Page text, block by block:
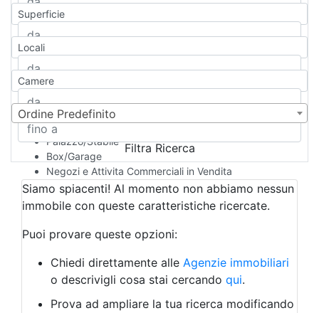
Casa indipendente
Casa Semi-indipendente
Attico/Mansarda
Rustico/Casale
Camera d'Albergo
Multiproprietà
Palazzo/Stabile
Box/Garage
Negozi e Attivita Commerciali in Vendita
Qualsiasi
Attività/Licenza Commerciale
Azienda Agricola
Bar/Ristorante
Albergo
Laboratorio Artigianale
Negozio/locale commerciale
Agriturismo
Superficie
Locali
Camere
Ordine Predefinito
Filtra Ricerca
Siamo spiacenti! Al momento non abbiamo nessun
immobile con queste caratteristiche ricercate.
Puoi provare queste opzioni:
Chiedi direttamente alle Agenzie immobiliari
o descrivigli cosa stai cercando qui.
Prova ad ampliare la tua ricerca modificando